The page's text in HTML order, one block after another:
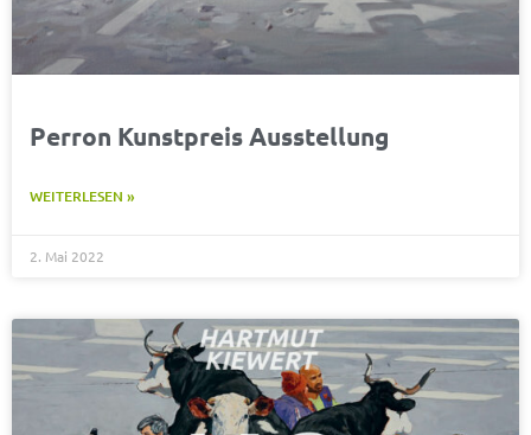
Perron Kunstpreis Ausstellung
WEITERLESEN »
2. Mai 2022